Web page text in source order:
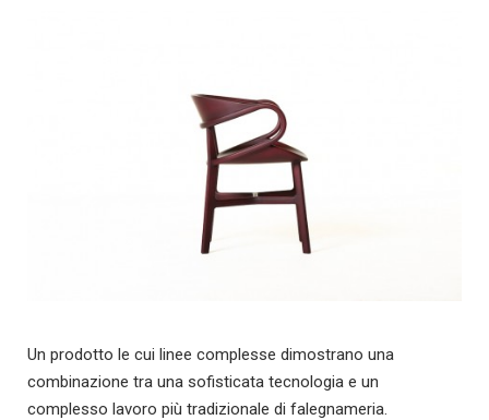
Un prodotto le cui linee complesse dimostrano una
combinazione tra una sofisticata tecnologia e un
complesso lavoro più tradizionale di falegnameria.